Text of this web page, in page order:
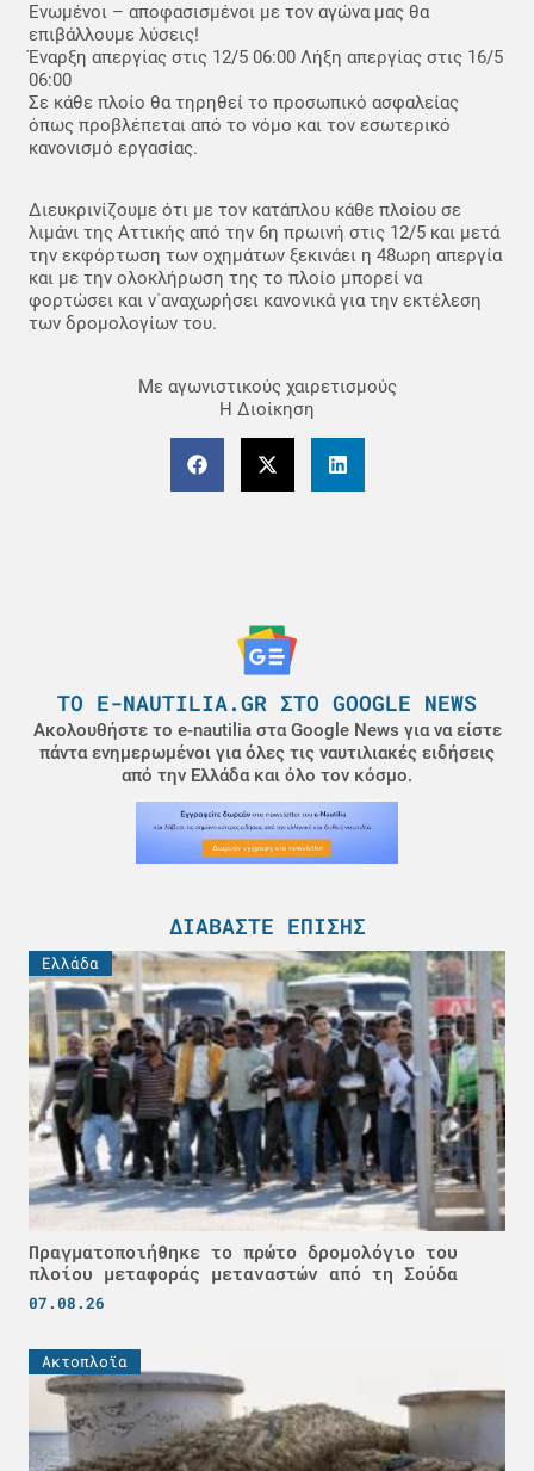
Ενωμένοι – αποφασισμένοι με τον αγώνα μας θα
επιβάλλουμε λύσεις!
Έναρξη απεργίας στις 12/5 06:00 Λήξη απεργίας στις 16/5
06:00
Σε κάθε πλοίο θα τηρηθεί το προσωπικό ασφαλείας
όπως προβλέπεται από το νόμο και τον εσωτερικό
κανονισμό εργασίας.
Διευκρινίζουμε ότι με τον κατάπλου κάθε πλοίου σε
λιμάνι της Αττικής από την 6η πρωινή στις 12/5 και μετά
την εκφόρτωση των οχημάτων ξεκινάει η 48ωρη απεργία
και με την ολοκλήρωση της το πλοίο μπορεί να
φορτώσει και ν΄αναχωρήσει κανονικά για την εκτέλεση
των δρομολογίων του.
Με αγωνιστικούς χαιρετισμούς
Η Διοίκηση
ΤΟ E-NAUTILIA.GR ΣΤΟ GOOGLE NEWS
Ακολουθήστε το e-nautilia στα Google News για να είστε
πάντα ενημερωμένοι για όλες τις ναυτιλιακές ειδήσεις
από την Ελλάδα και όλο τον κόσμο.
ΔΙΑΒΆΣΤΕ ΕΠΊΣΗΣ
Ελλάδα
Πραγματοποιήθηκε το πρώτο δρομολόγιο του
πλοίου μεταφοράς μεταναστών από τη Σούδα
07.08.26
Ακτοπλοϊα